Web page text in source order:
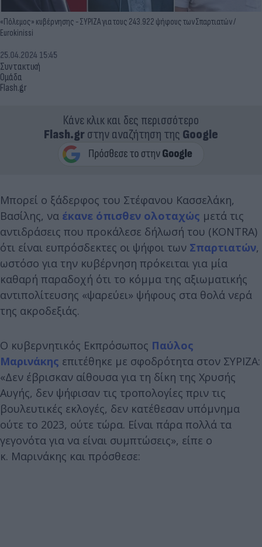
«Πόλεμος» κυβέρνησης - ΣΥΡΙΖΑ για τους 243.922 ψήφους των Σπαρτιατών /
Eurokinissi
Συντακτική
Ομάδα
Flash.gr
25.04.2024 15:45
Κάνε κλικ και δες περισσότερο
Flash.grστην αναζήτηση της Google
Μπορεί ο ξάδερφος του Στέφανου Κασσελάκη,
Βασίλης, να έκανε όπισθεν ολοταχώς μετά τις
αντιδράσεις που προκάλεσε δήλωσή του (ΚΟΝΤRA)
ότι είναι ευπρόσδεκτες οι ψήφοι των Σπαρτιατών,
ωστόσο για την κυβέρνηση πρόκειται για μία
καθαρή παραδοχή ότι το κόμμα της αξιωματικής
αντιπολίτευσης «ψαρεύει» ψήφους στα θολά νερά
της ακροδεξιάς.
Ο κυβερνητικός Εκπρόσωπος Παύλος
Μαρινάκης επιτέθηκε με σφοδρότητα στον ΣΥΡΙΖΑ:
«Δεν έβρισκαν αίθουσα για τη δίκη της Χρυσής
Αυγής, δεν ψήφισαν τις τροπολογίες πριν τις
βουλευτικές εκλογές, δεν κατέθεσαν υπόμνημα
ούτε το 2023, ούτε τώρα. Είναι πάρα πολλά τα
γεγονότα για να είναι συμπτώσεις», είπε ο
κ. Μαρινάκης και πρόσθεσε: